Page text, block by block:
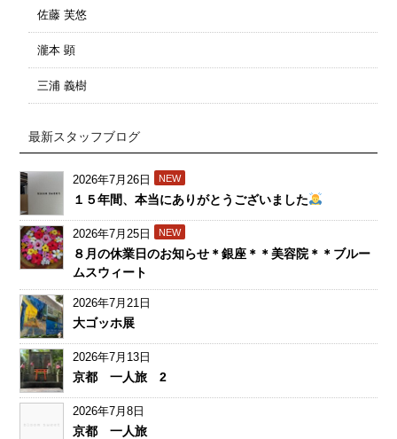
佐藤 芙悠
瀧本 顕
三浦 義樹
最新スタッフブログ
2026年7月26日 NEW
１５年間、本当にありがとうございました
2026年7月25日 NEW
８月の休業日のお知らせ＊銀座＊＊美容院＊＊ブルー
ムスウィート
2026年7月21日
大ゴッホ展
2026年7月13日
京都 一人旅 2
2026年7月8日
京都 一人旅